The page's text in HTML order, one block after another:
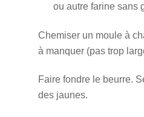
ou autre farine sans
Chemiser un moule à
à manquer (pas trop
Faire fondre le beurre.
des jaunes.